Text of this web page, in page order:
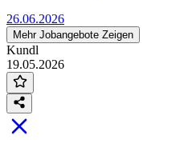
26.06.2026
Mehr Jobangebote Zeigen
Kundl
19.05.2026